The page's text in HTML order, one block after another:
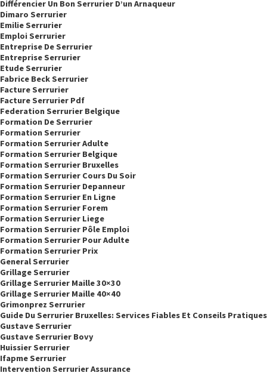
Différencier Un Bon Serrurier D’un Arnaqueur
Dimaro Serrurier
Emilie Serrurier
Emploi Serrurier
Entreprise De Serrurier
Entreprise Serrurier
Etude Serrurier
Fabrice Beck Serrurier
Facture Serrurier
Facture Serrurier Pdf
Federation Serrurier Belgique
Formation De Serrurier
Formation Serrurier
Formation Serrurier Adulte
Formation Serrurier Belgique
Formation Serrurier Bruxelles
Formation Serrurier Cours Du Soir
Formation Serrurier Depanneur
Formation Serrurier En Ligne
Formation Serrurier Forem
Formation Serrurier Liege
Formation Serrurier Pôle Emploi
Formation Serrurier Pour Adulte
Formation Serrurier Prix
General Serrurier
Grillage Serrurier
Grillage Serrurier Maille 30×30
Grillage Serrurier Maille 40×40
Grimonprez Serrurier
Guide Du Serrurier Bruxelles: Services Fiables Et Conseils Pratiques
Gustave Serrurier
Gustave Serrurier Bovy
Huissier Serrurier
Ifapme Serrurier
Intervention Serrurier Assurance